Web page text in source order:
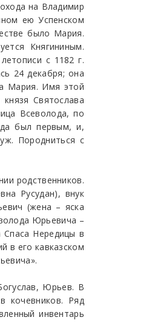
на Владимир
ею Успенском
было Мария.
Княгининым.
с 1182 г.
24 декабря; она
Мария. Имя этой
Святослава
Всеволода, по
был первым, и,
Породниться с
родственников.
Русудан), внук
(жена – яска
Юрьевича –
Спаса Нередицы в
в его кавказском
Юрьев. В
кочевников. Ряд
инвентарь